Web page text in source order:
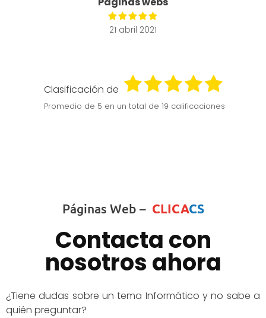
21 abril 2021
Clasificación de
Promedio de 5 en un total de 19 calificaciones
Páginas Web – CLICACS
Contacta con
nosotros ahora
¿Tiene dudas sobre un tema Informático y no sabe a
quién preguntar?